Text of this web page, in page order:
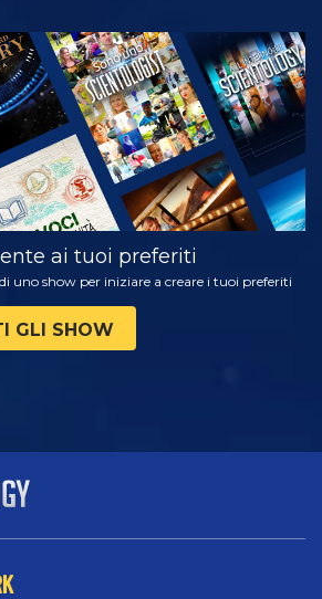
ESPLORA LE
SERIE
ai tuoi preferiti
uno show per iniziare a creare i tuoi preferiti
GLI SHOW